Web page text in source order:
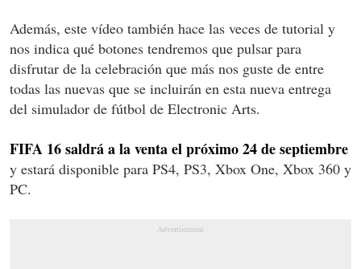
Además, este vídeo también hace las veces de tutorial y
nos indica qué botones tendremos que pulsar para
disfrutar de la celebración que más nos guste de entre
todas las nuevas que se incluirán en esta nueva entrega
del simulador de fútbol de Electronic Arts.
FIFA 16 saldrá a la venta el próximo 24 de septiembre
y estará disponible para PS4, PS3, Xbox One, Xbox 360 y
PC.